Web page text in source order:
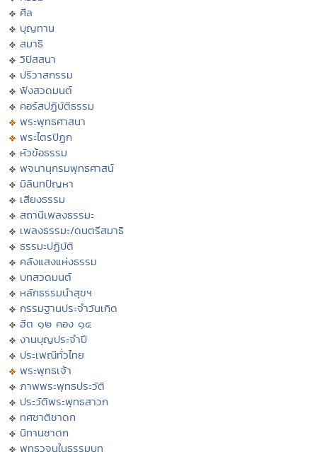
ศีล
บุญทาน
สมาธิ
วิปัสสนา
ปริวาสกรรม
ฟังสวดมนต์
คอร์สปฏิบัติธรรม
พระพุทธศาสนา
พระไตรปิฏก
หัวข้อธรรม
พจนานุกรมพุทธศาสน์
มิลินทปัญหา
เสียงธรรม
สถานีเพลงธรรมะ
เพลงธรรมะ/ดนตรีสมาธิ
ธรรมะปฏิบัติ
คลังแสงแห่งธรรม
บทสวดมนต์
หลักธรรมนำสุขฯ
กรรมฐานประจำวันเกิด
ฮีต ๑๒ คอง ๑๔
งานบุญประจำปี
ประเพณีทั่วไทย
พระพุทธเจ้า
ภาพพระพุทธประวัติ
ประวัติพระพุทธสาวก
ทศชาติชาดก
นิทานชาดก
พุทธวจนในธรรมบท